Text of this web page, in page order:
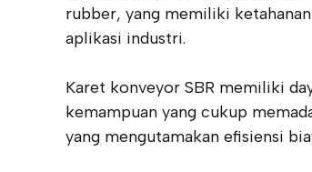
rubber, yang memiliki
aplikasi industri.
Karet konveyor SBR memiliki
kemampuan yang cukup
yang mengutamakan efisiensi